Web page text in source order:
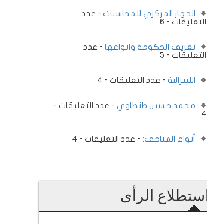
الجهاز المركزي للمحاسبات - عدد
التعليقات - 6
تعريف الحكومة وانواعها - عدد
التعليقات - 5
الليبرالية - عدد التعليقات - 4
محمد حسين طنطاوي - عدد التعليقات -
4
أنواع المتاحف: - عدد التعليقات - 4
استطلاع الرأى